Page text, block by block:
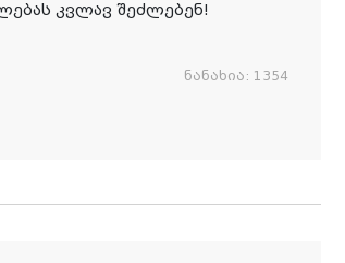
კვლავ შეძლებენ!
ნანახია: 1354